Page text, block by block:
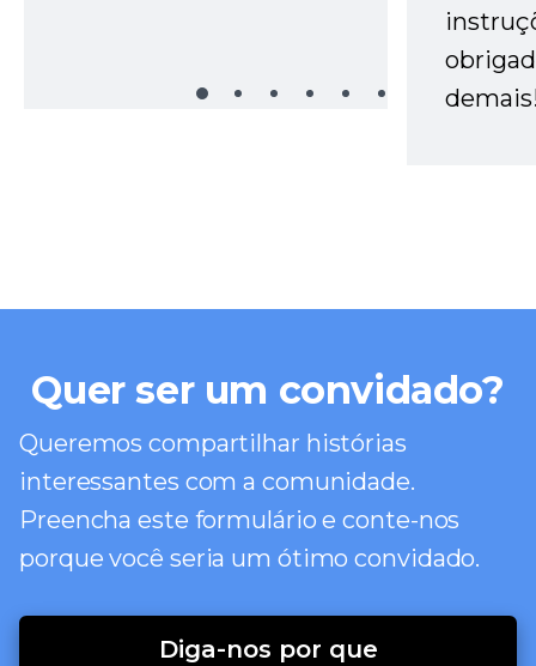
Quer ser um convidado?
Queremos compartilhar histórias
interessantes com a comunidade.
Preencha este formulário e conte-nos
porque você seria um ótimo convidado.
Diga-nos por que